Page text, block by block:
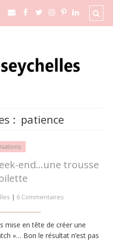
: patience
end…une trousse
| 6 Commentaires
mise en tête de créer une
»… Bon le résultat n’est pas